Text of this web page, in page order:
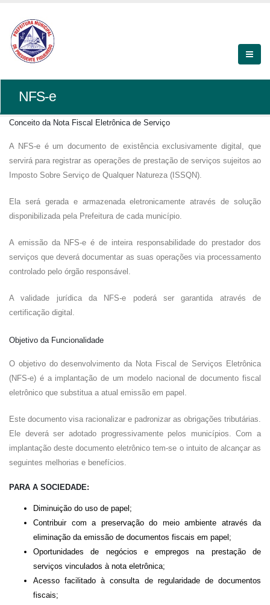
NFS-e
Conceito da Nota Fiscal Eletrônica de Serviço
A NFS-e é um documento de existência exclusivamente digital, que
servirá para registrar as operações de prestação de serviços sujeitos ao
Imposto Sobre Serviço de Qualquer Natureza (ISSQN).
Ela será gerada e armazenada eletronicamente através de solução
disponibilizada pela Prefeitura de cada município.
A emissão da NFS-e é de inteira responsabilidade do prestador dos
serviços que deverá documentar as suas operações via processamento
controlado pelo órgão responsável.
A validade jurídica da NFS-e poderá ser garantida através de
certificação digital.
Objetivo da Funcionalidade
O objetivo do desenvolvimento da Nota Fiscal de Serviços Eletrônica
(NFS-e) é a implantação de um modelo nacional de documento fiscal
eletrônico que substitua a atual emissão em papel.
Este documento visa racionalizar e padronizar as obrigações tributárias.
Ele deverá ser adotado progressivamente pelos municípios. Com a
implantação deste documento eletrônico tem-se o intuito de alcançar as
seguintes melhorias e benefícios.
PARA A SOCIEDADE:
Diminuição do uso de papel;
Contribuir com a preservação do meio ambiente através da
eliminação da emissão de documentos fiscais em papel;
Oportunidades de negócios e empregos na prestação de
serviços vinculados à nota eletrônica;
Acesso facilitado à consulta de regularidade de documentos
fiscais;